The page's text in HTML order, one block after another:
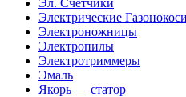
Эл. Счетчики
Электрические
Электроножницы
Электропилы
Электротриммеры
Эмаль
Якорь — статор